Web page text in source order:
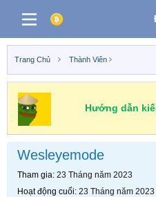
Trang Chủ Thành Viên
Hướng dẫn
Wesleyemode
Tham gia 23 Tháng năm 2023
Hoạt động cuối 23 Tháng năm 2023